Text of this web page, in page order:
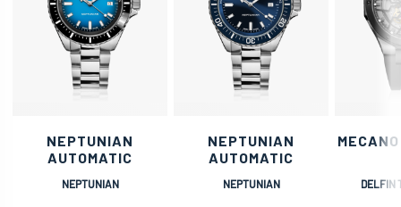
NEPTUNIAN
AUTOMATIC
NEPTUNIAN
NEPTUNIAN
AUTOMATIC
NEPTUNIAN DELFIN